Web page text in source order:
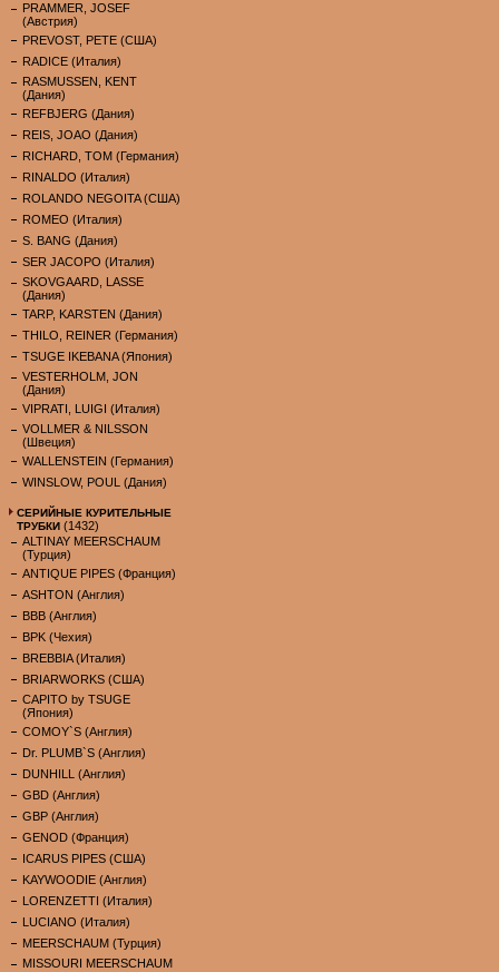
PRAMMER, JOSEF
(Австрия)
PREVOST, PETE (США)
RADICE (Италия)
RASMUSSEN, KENT
(Дания)
REFBJERG (Дания)
REIS, JOAO (Дания)
RICHARD, TOM (Германия)
RINALDO (Италия)
ROLANDO NEGOITA (США)
ROMEO (Италия)
S. BANG (Дания)
SER JACOPO (Италия)
SKOVGAARD, LASSE
(Дания)
TARP, KARSTEN (Дания)
THILO, REINER (Германия)
TSUGE IKEBANA (Япония)
VESTERHOLM, JON
(Дания)
VIPRATI, LUIGI (Италия)
VOLLMER & NILSSON
(Швеция)
WALLENSTEIN (Германия)
WINSLOW, POUL (Дания)
СЕРИЙНЫЕ КУРИТЕЛЬНЫЕ
ТРУБКИ (1432)
ALTINAY MEERSCHAUM
(Турция)
ANTIQUE PIPES (Франция)
ASHTON (Англия)
BBB (Англия)
BPK (Чехия)
BREBBIA (Италия)
BRIARWORKS (США)
CAPITO by TSUGE
(Япония)
COMOY`S (Англия)
Dr. PLUMB`S (Англия)
DUNHILL (Англия)
GBD (Англия)
GBP (Англия)
GENOD (Франция)
ICARUS PIPES (США)
KAYWOODIE (Англия)
LORENZETTI (Италия)
LUCIANO (Италия)
MEERSCHAUM (Турция)
MISSOURI MEERSCHAUM